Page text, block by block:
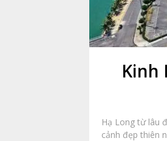
Kinh
Hạ Long từ lâu
cảnh đẹp thiên